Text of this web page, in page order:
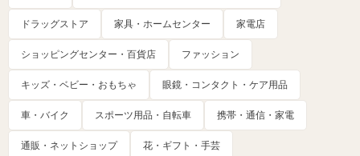
ドラッグストア 家具・ホームセンター 家電店
ショッピングセンター・百貨店 ファッション
キッズ・ベビー・おもちゃ 眼鏡・コンタクト・ケア用品
車・バイク スポーツ用品・自転車 携帯・通信・家電
通販・ネットショップ 花・ギフト・手芸